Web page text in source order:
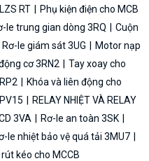
RT
Phụ kiện điện cho MCB
le trung gian dòng 3RQ
Cuộn
Rơ-le giám sát 3UG
Motor nạp
cơ 3RN2
Tay xoay cho
Khóa và liên động cho
RELAY NHIỆT VÀ RELAY
3VA
Rơ-le an toàn 3SK
le nhiệt bảo vệ quá tải 3MU7
kéo cho MCCB